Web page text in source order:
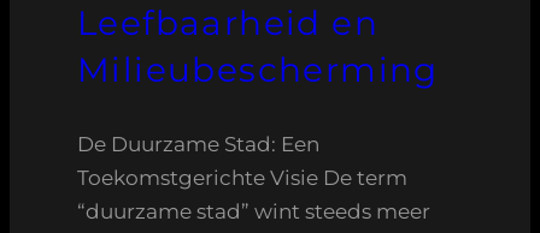
Leefbaarheid en
Milieubescherming
De Duurzame Stad: Een
Toekomstgerichte Visie De term
“duurzame stad” wint steeds meer